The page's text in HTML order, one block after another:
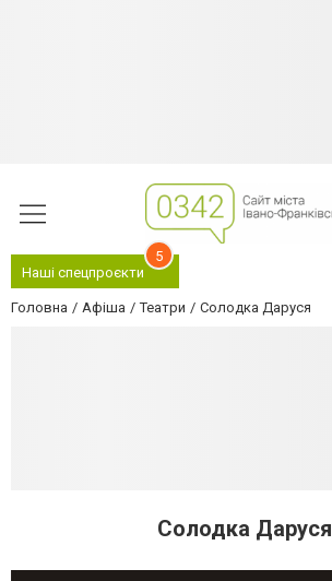
Наші спецпроєкти
5
Головна Афіша Театри Солодка Даруся
Солодка Даруся